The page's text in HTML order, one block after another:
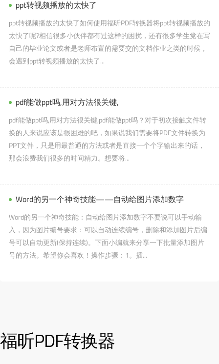
ppt转视频播放的太快了
ppt转视频播放的太快了如何使用福昕PDF转换器将ppt转视频播放的
太快了呢?相信很多小伙伴都有过这样的困扰，还有很多学生党在写
自己的毕业论文或者是老师布置的需要交的文档作业之类的时候，
会遇到ppt转视频播放的太快了...
pdf能做ppt吗,用对方法很关键,
pdf能做ppt吗,用对方法很关键,pdf能做ppt吗？对于初次接触文件转
换的人来说应该是很困难的吧，如果说我们需要将PDF文件转换为
PPT文件，只是用最普通的方法或者是直接一个个字输出来的话，
那会浪费我们很多的时间精力。想要将...
Word的另一个神奇技能——自动给图片添加数字
Word的另一个神奇技能：自动给图片添加数字不要说可以手动输
入，因为图片编号要求：可以自动连续编号，删除和添加图片后编
号可以自动更新(保持连续)。下面小编就来分享一下批量添加图片
号的方法。希望你会喜欢！操作步骤：1。插...
福昕PDF转换器